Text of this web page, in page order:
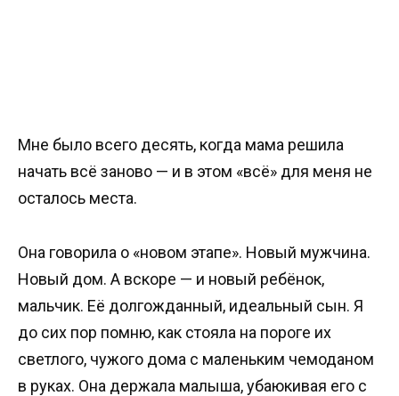
Мне было всего десять, когда мама решила
начать всё заново — и в этом «всё» для меня не
осталось места.
Она говорила о «новом этапе». Новый мужчина.
Новый дом. А вскоре — и новый ребёнок,
мальчик. Её долгожданный, идеальный сын. Я
до сих пор помню, как стояла на пороге их
светлого, чужого дома с маленьким чемоданом
в руках. Она держала малыша, убаюкивая его с